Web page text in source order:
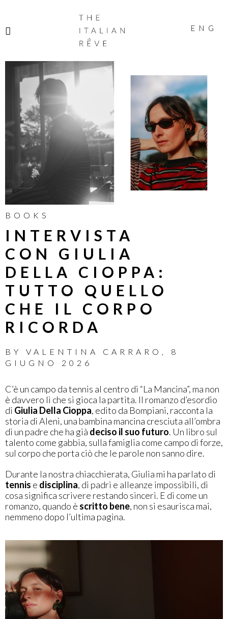
ITALIAN
RÊVE
ENG
BOOKS
INTERVISTA
CON GIULIA
DELLA CIOPPA:
TUTTO QUELLO
CHE IL CORPO
RICORDA
BY VALENTINA CARRARO
8
GIUGNO 2026
C’è un campo da tennis al centro di “La Mancina”, ma non
è davvero lì che si gioca la partita. Il romanzo d’esordio
di Giulia Della Cioppa, edito da Bompiani, racconta la
storia di Aleni, una bambina mancina cresciuta all’ombra
di un padre che ha già deciso il suo futuro. Un libro sul
talento come gabbia, sulla famiglia come campo di forze,
sul corpo che porta ciò che le parole non sanno dire.
Durante la nostra chiacchierata, Giulia mi ha parlato di
tennis e disciplina, di padri e alleanze impossibili, di
cosa significa scrivere restando sinceri. E di come un
romanzo, quando è scritto bene, non si esaurisca mai,
nemmeno dopo l’ultima pagina.